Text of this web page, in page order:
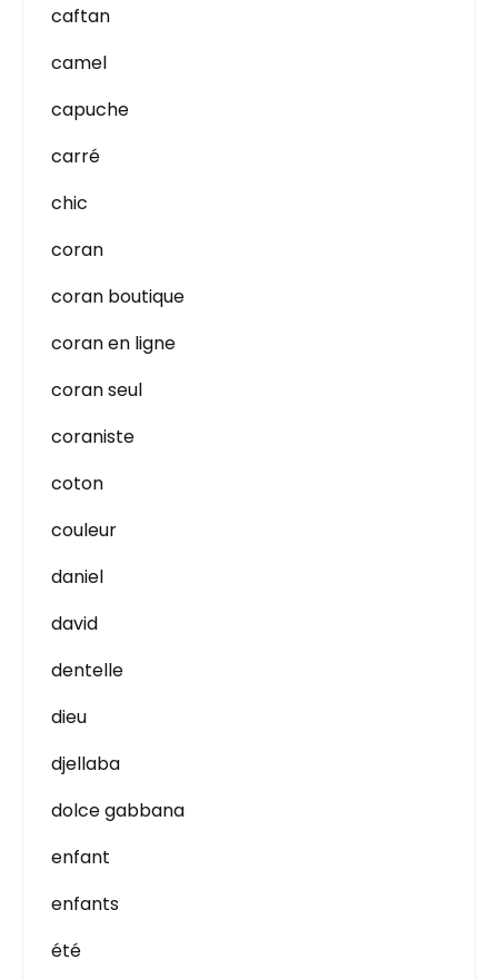
caftan
camel
capuche
carré
chic
coran
coran boutique
coran en ligne
coran seul
coraniste
coton
couleur
daniel
david
dentelle
dieu
djellaba
dolce gabbana
enfant
enfants
été